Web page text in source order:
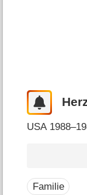
USA
Familie